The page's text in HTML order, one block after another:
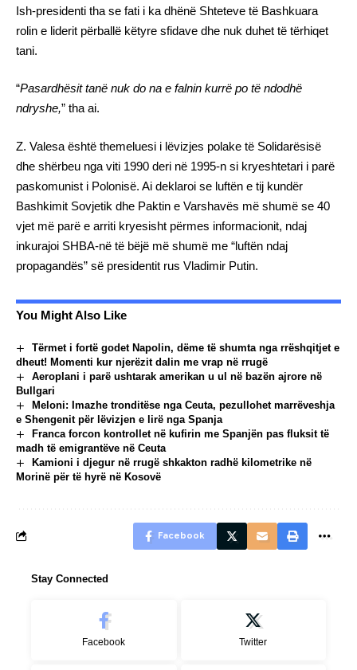
Ish-presidenti tha se fati i ka dhënë Shteteve të Bashkuara
rolin e liderit përballë këtyre sfidave dhe nuk duhet të tërhiqet
tani.
“Pasardhësit tanë nuk do na e falnin kurrë po të ndodhë
ndryshe,” tha ai.
Z. Valesa është themeluesi i lëvizjes polake të Solidarësisë
dhe shërbeu nga viti 1990 deri në 1995-n si kryeshtetari i parë
paskomunist i Polonisë. Ai deklaroi se luftën e tij kundër
Bashkimit Sovjetik dhe Paktin e Varshavës më shumë se 40
vjet më parë e arriti kryesisht përmes informacionit, ndaj
inkurajoi SHBA-në të bëjë më shumë me “luftën ndaj
propagandës” së presidentit rus Vladimir Putin.
You Might Also Like
Tërmet i fortë godet Napolin, dëme të shumta nga rrëshqitjet e
dheut! Momenti kur njerëzit dalin me vrap në rrugë
Aeroplani i parë ushtarak amerikan u ul në bazën ajrore në
Bullgari
Meloni: Imazhe tronditëse nga Ceuta, pezullohet marrëveshja
e Shengenit për lëvizjen e lirë nga Spanja
Franca forcon kontrollet në kufirin me Spanjën pas fluksit të
madh të emigrantëve në Ceuta
Kamioni i djegur në rrugë shkakton radhë kilometrike në
Morinë për të hyrë në Kosovë
Facebook
Stay Connected
Facebook Twitter